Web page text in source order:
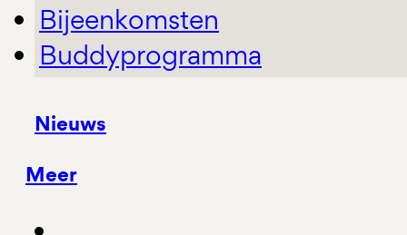
Bijeenkomsten
Buddyprogramma
Nieuws
Meer